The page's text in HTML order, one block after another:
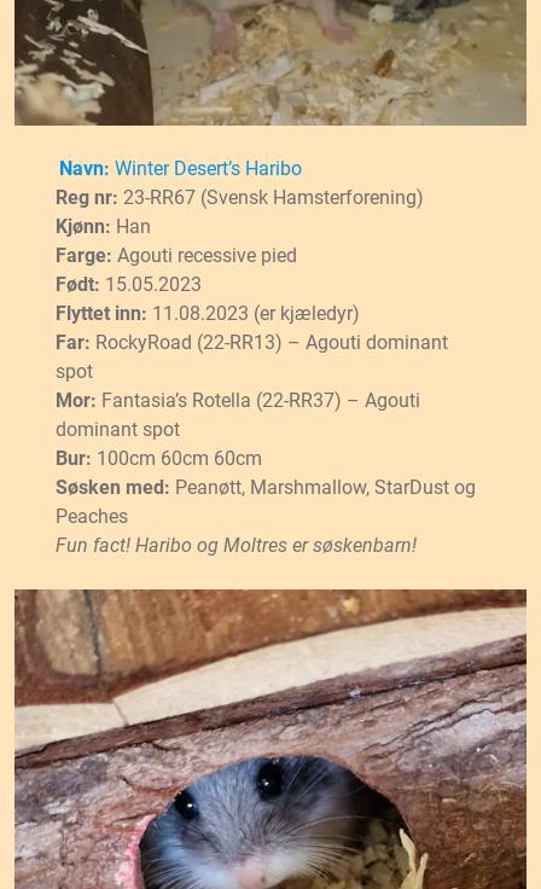
Navn: Winter Desert’s Haribo
Reg nr: 23-RR67 (Svensk Hamsterforening)
Kjønn: Han
Farge: Agouti recessive pied
Født: 15.05.2023
Flyttet inn: 11.08.2023 (er kjæledyr)
Far: RockyRoad (22-RR13) – Agouti dominant
spot
Mor: Fantasia’s Rotella (22-RR37) – Agouti
dominant spot
Bur: 100cm 60cm 60cm
Søsken med: Peanøtt, Marshmallow, StarDust og
Peaches
Fun fact! Haribo og Moltres er søskenbarn!